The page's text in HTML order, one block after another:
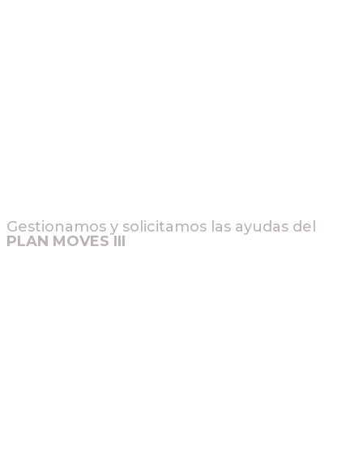
Gestionamos y solicitamos las ayudas del
PLAN MOVES III